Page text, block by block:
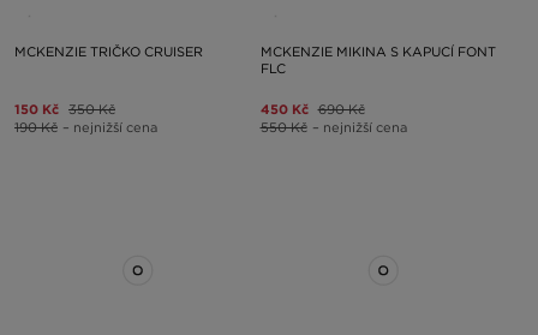
MCKENZIE TRIČKO CRUISER
150 Kč 350 Kč
190 Kč – nejnižší cena
MCKENZIE MIKINA S KAPUCÍ FONT
FLC
450 Kč 690 Kč
550 Kč – nejnižší cena